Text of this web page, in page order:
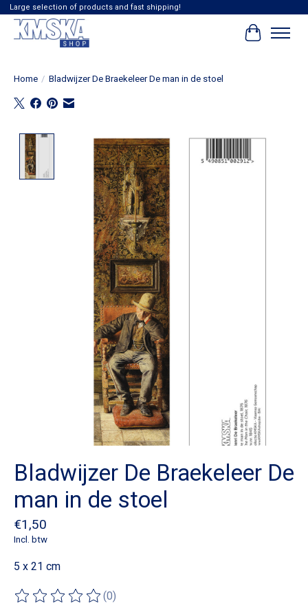
Large selection of products and fast shipping!
Home / Bladwijzer De Braekeleer De man in de stoel
Product image slideshow Items
Bladwijzer De Braekeleer De
man in de stoel
€1,50
Incl. btw
5 x 21 cm
De beoordeling van dit product is
(0)